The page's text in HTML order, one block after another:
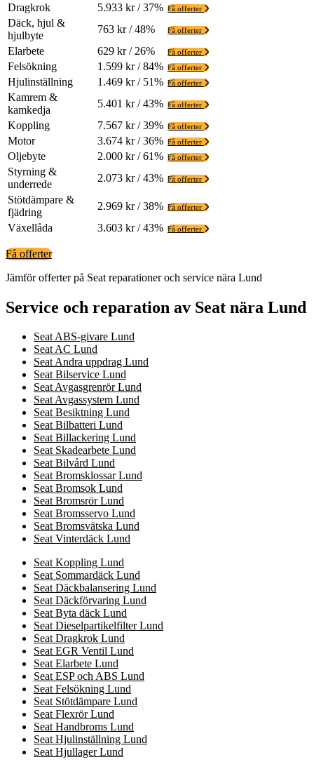
Dragkrok 5.933 kr / 37% Få offerter
Däck, hjul &
hjulbyte
763 kr / 48% Få offerter
Elarbete 629 kr / 26% Få offerter
Felsökning 1.599 kr / 84% Få offerter
Hjulinställning 1.469 kr / 51% Få offerter
Kamrem &
kamkedja
5.401 kr / 43% Få offerter
Koppling 7.567 kr / 39% Få offerter
Motor 3.674 kr / 36% Få offerter
Oljebyte 2.000 kr / 61% Få offerter
Styrning &
underrede
2.073 kr / 43% Få offerter
Stötdämpare &
fjädring
2.969 kr / 38% Få offerter
Växellåda 3.603 kr / 43% Få offerter
Få offerter
Jämför offerter på Seat reparationer och service nära Lund
Service och reparation av Seat nära Lund
Seat ABS-givare Lund
Seat AC Lund
Seat Andra uppdrag Lund
Seat Bilservice Lund
Seat Avgasgrenrör Lund
Seat Avgassystem Lund
Seat Besiktning Lund
Seat Bilbatteri Lund
Seat Billackering Lund
Seat Skadearbete Lund
Seat Bilvård Lund
Seat Bromsklossar Lund
Seat Bromsok Lund
Seat Bromsrör Lund
Seat Bromsservo Lund
Seat Bromsvätska Lund
Seat Vinterdäck Lund
Seat Koppling Lund
Seat Sommardäck Lund
Seat Däckbalansering Lund
Seat Däckförvaring Lund
Seat Byta däck Lund
Seat Dieselpartikelfilter Lund
Seat Dragkrok Lund
Seat EGR Ventil Lund
Seat Elarbete Lund
Seat ESP och ABS Lund
Seat Felsökning Lund
Seat Stötdämpare Lund
Seat Flexrör Lund
Seat Handbroms Lund
Seat Hjulinställning Lund
Seat Hjullager Lund